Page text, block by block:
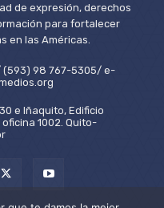
de expresión, derechos
para fortalecer
en las Américas.
(593) 98 767-5305/ e-
e Iñaquito, Edificio
1002. Quito-